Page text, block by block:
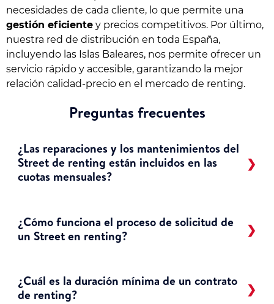
necesidades de cada cliente, lo que permite una
gestión eficiente y precios competitivos. Por último,
nuestra red de distribución en toda España,
incluyendo las Islas Baleares, nos permite ofrecer un
servicio rápido y accesible, garantizando la mejor
relación calidad-precio en el mercado de renting.
Preguntas frecuentes
¿Las reparaciones y los mantenimientos del
Street de renting están incluidos en las
cuotas mensuales?
¿Cómo funciona el proceso de solicitud de
un Street en renting?
¿Cuál es la duración mínima de un contrato
de renting?